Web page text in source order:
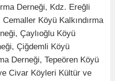
Derneği, Kdz. Ereğli
Köyü Kalkındırma
Çaylıoğlu Köyü
Çiğdemli Köyü
Derneği, Tepeören Köyü
Civar Köyleri Kültür ve